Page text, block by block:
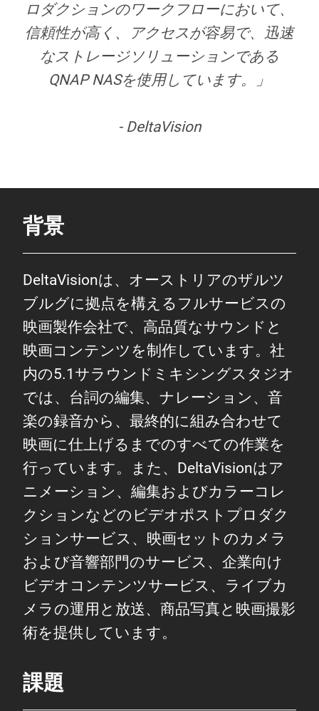
ロダクションのワークフローにおいて、
信頼性が高く、アクセスが容易で、迅速
なストレージソリューションである
QNAP NASを使用しています。」
- DeltaVision
背景
DeltaVisionは、オーストリアのザルツ
ブルグに拠点を構えるフルサービスの
映画製作会社で、高品質なサウンドと
映画コンテンツを制作しています。社
内の5.1サラウンドミキシングスタジオ
では、台詞の編集、ナレーション、音
楽の録音から、最終的に組み合わせて
映画に仕上げるまでのすべての作業を
行っています。また、DeltaVisionはア
ニメーション、編集およびカラーコレ
クションなどのビデオポストプロダク
ションサービス、映画セットのカメラ
および音響部門のサービス、企業向け
ビデオコンテンツサービス、ライブカ
メラの運用と放送、商品写真と映画撮影
術を提供しています。
課題